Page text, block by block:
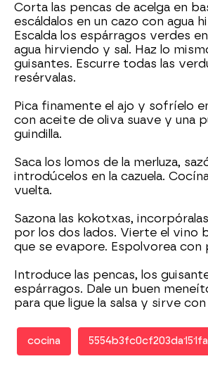
Corta las pencas de acelga en
escáldalos en un cazo con agua
Escalda los espárragos verdes
agua hirviendo y sal. Haz lo
guisantes. Escurre todas las
resérvalas.
Pica finamente el ajo y sofríelo
con aceite de oliva suave y una
guindilla.
Saca los lomos de la merluza,
introdúcelos en la cazuela.
vuelta.
Sazona las kokotxas,
por los dos lados. Vierte el vino
que se evapore. Espolvorea con
Introduce las pencas, los
espárragos. Dale un buen
para que ligue la salsa y sirve con
cocina